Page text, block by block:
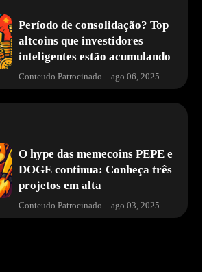
Período de consolidação? Top
altcoins que investidores
inteligentes estão acumulando
Conteudo Patrocinado . ago 06, 2025
O hype das memecoins PEPE e
DOGE continua: Conheça três
projetos em alta
Conteudo Patrocinado ago 03, 2025